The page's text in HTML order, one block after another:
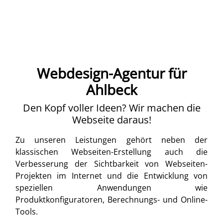
Webdesign-Agentur für
Ahlbeck
Den Kopf voller Ideen? Wir machen die
Webseite daraus!
Zu unseren Leistungen gehört neben der
klassischen Webseiten-Erstellung auch die
Verbesserung der Sichtbarkeit von Webseiten-
Projekten im Internet und die Entwicklung von
speziellen Anwendungen wie
Produktkonfiguratoren, Berechnungs- und Online-
Tools.